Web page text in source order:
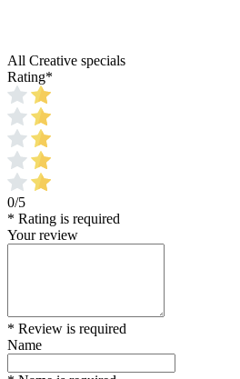
All Creative specials
Rating*
0/5
* Rating is required
Your review
* Review is required
Name